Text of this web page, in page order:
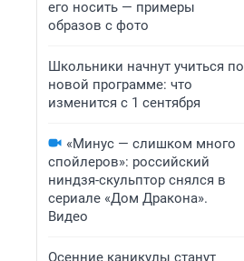
его носить — примеры
образов с фото
Школьники начнут учиться по
новой программе: что
изменится с 1 сентября
«Минус — слишком много
спойлеров»: российский
ниндзя-скульптор снялся в
сериале «Дом Дракона».
Видео
Осенние каникулы станут